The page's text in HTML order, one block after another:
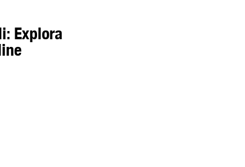
Explora